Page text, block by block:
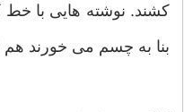
کشند. نوشته هایی با
بنا به چسم می خورند هم